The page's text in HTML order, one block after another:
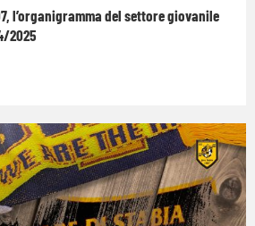
l’organigramma del settore giovanile
2025